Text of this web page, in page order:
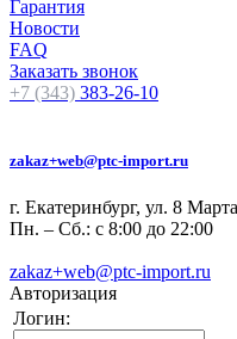
Гарантия
Новости
FAQ
Заказать звонок
+7 (343) 383-26-10
zakaz+web@ptc-import.ru
г. Екатеринбург, ул. 8
Пн. – Сб.: с 8:00 до 22:00
zakaz+web@ptc-import.ru
Авторизация
Логин: